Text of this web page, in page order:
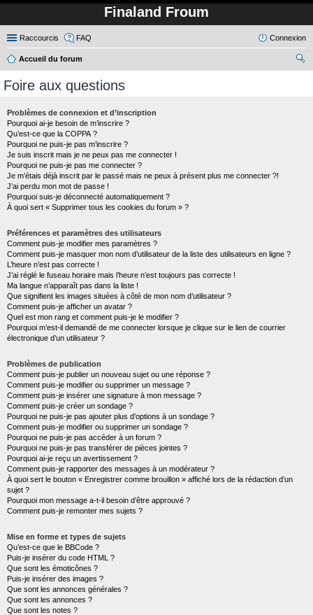
Finaland Froum
Raccourcis FAQ Connexion
Accueil du forum
Foire aux questions
Problèmes de connexion et d’inscription
Pourquoi ai-je besoin de m’inscrire ?
Qu’est-ce que la COPPA ?
Pourquoi ne puis-je pas m’inscrire ?
Je suis inscrit mais je ne peux pas me connecter !
Pourquoi ne puis-je pas me connecter ?
Je m’étais déjà inscrit par le passé mais ne peux à présent plus me connecter ?!
J’ai perdu mon mot de passe !
Pourquoi suis-je déconnecté automatiquement ?
À quoi sert « Supprimer tous les cookies du forum » ?
Préférences et paramètres des utilisateurs
Comment puis-je modifier mes paramètres ?
Comment puis-je masquer mon nom d’utilisateur de la liste des utilisateurs en ligne ?
L’heure n’est pas correcte !
J’ai réglé le fuseau horaire mais l’heure n’est toujours pas correcte !
Ma langue n’apparaît pas dans la liste !
Que signifient les images situées à côté de mon nom d’utilisateur ?
Comment puis-je afficher un avatar ?
Quel est mon rang et comment puis-je le modifier ?
Pourquoi m’est-il demandé de me connecter lorsque je clique sur le lien de courrier
électronique d’un utilisateur ?
Problèmes de publication
Comment puis-je publier un nouveau sujet ou une réponse ?
Comment puis-je modifier ou supprimer un message ?
Comment puis-je insérer une signature à mon message ?
Comment puis-je créer un sondage ?
Pourquoi ne puis-je pas ajouter plus d’options à un sondage ?
Comment puis-je modifier ou supprimer un sondage ?
Pourquoi ne puis-je pas accéder à un forum ?
Pourquoi ne puis-je pas transférer de pièces jointes ?
Pourquoi ai-je reçu un avertissement ?
Comment puis-je rapporter des messages à un modérateur ?
À quoi sert le bouton « Enregistrer comme brouillon » affiché lors de la rédaction d’un
sujet ?
Pourquoi mon message a-t-il besoin d’être approuvé ?
Comment puis-je remonter mes sujets ?
Mise en forme et types de sujets
Qu’est-ce que le BBCode ?
Puis-je insérer du code HTML ?
Que sont les émoticônes ?
Puis-je insérer des images ?
Que sont les annonces générales ?
Que sont les annonces ?
Que sont les notes ?